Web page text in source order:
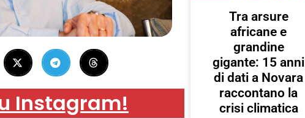
Instagram!
Tra arsure
africane e
grandine
gigante: 15 anni
di dati a Novara
raccontano la
crisi climatica